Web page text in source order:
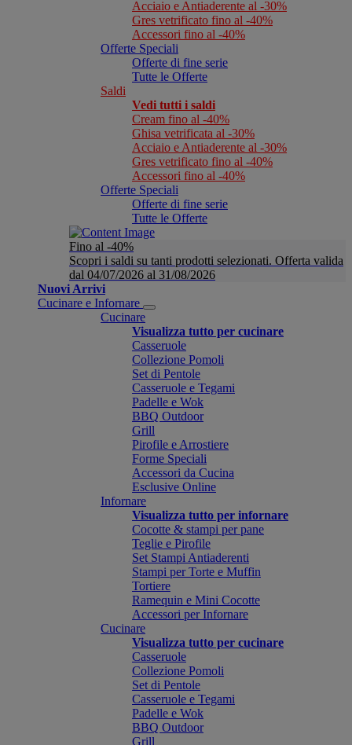
Acciaio e Antiaderente al -30%
Gres vetrificato fino al -40%
Accessori fino al -40%
Offerte Speciali
Offerte di fine serie
Tutte le Offerte
Saldi
Vedi tutti i saldi
Cream fino al -40%
Ghisa vetrificata al -30%
Acciaio e Antiaderente al -30%
Gres vetrificato fino al -40%
Accessori fino al -40%
Offerte Speciali
Offerte di fine serie
Tutte le Offerte
Fino al -40%
Scopri i saldi su tanti prodotti selezionati. Offerta valida
dal 04/07/2026 al 31/08/2026
Nuovi Arrivi
Cucinare e Infornare
Cucinare
Visualizza tutto per cucinare
Casseruole
Collezione Pomoli
Set di Pentole
Casseruole e Tegami
Padelle e Wok
BBQ Outdoor
Grill
Pirofile e Arrostiere
Forme Speciali
Accessori da Cucina
Esclusive Online
Infornare
Visualizza tutto per infornare
Cocotte & stampi per pane
Teglie e Pirofile
Set Stampi Antiaderenti
Stampi per Torte e Muffin
Tortiere
Ramequin e Mini Cocotte
Accessori per Infornare
Cucinare
Visualizza tutto per cucinare
Casseruole
Collezione Pomoli
Set di Pentole
Casseruole e Tegami
Padelle e Wok
BBQ Outdoor
Grill